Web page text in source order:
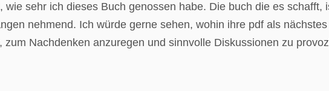
wie sehr ich dieses Buch genossen habe. Die buch die es
nehmend. Ich würde gerne sehen, wohin ihre pdf als
zum Nachdenken anzuregen und sinnvolle Diskussionen zu